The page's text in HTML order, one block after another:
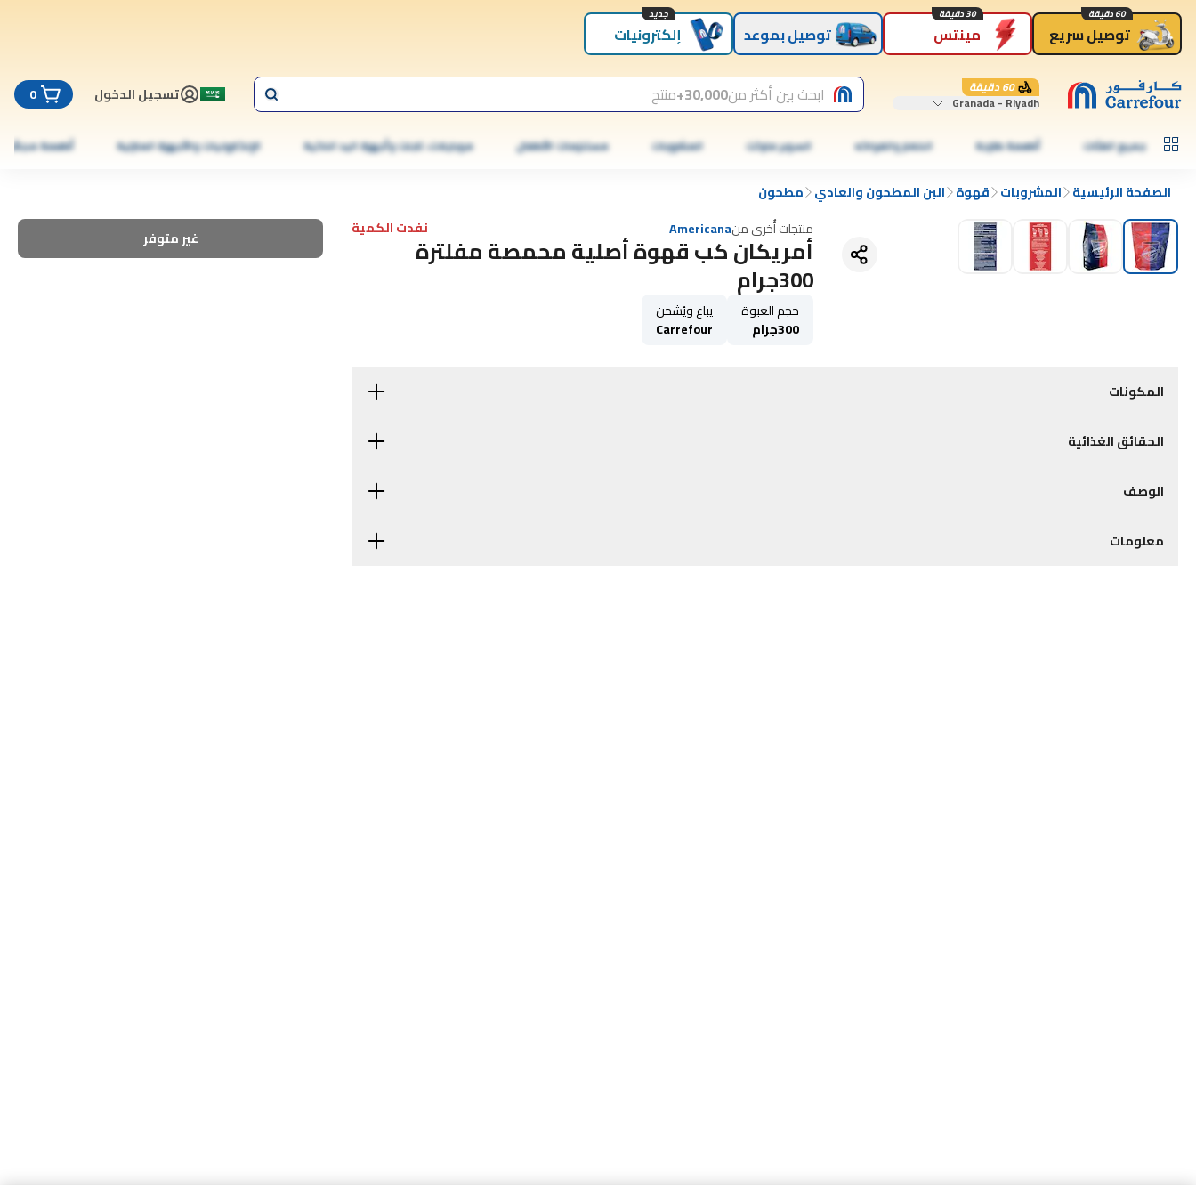
توصيل سريع
60 دقيقة
مينتس
30 دقيقة
توصيل بموعد إلكترونيات
جديد
60 دقيقة
Granada - Riyadh ابحث بين أكثر من30,000+ منتج تسجيل الدخول 0
جميع الفئات أطعمة طازجة الخضار والفواكه السوبر ماركت المشروبات مستلزمات الأطفال موبايلات، تابلت وأجهزة اليد الذكية الإلكترونيات والأجهزة المنزلية أطعمة مجمّدة
الصفحة الرئيسية المشروبات قهوة البن المطحون والعادي مطحون
منتجات أُخرى منAmericana نفدت الكمية
أمريكان كب قهوة أصلية محمصة مفلترة
300جرام
حجم العبوة
300جرام
يباع ويُشحن
Carrefour
غير متوفر
المكونات
الحقائق الغذائية
الوصف
معلومات